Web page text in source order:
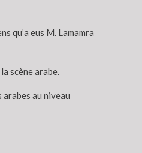
qu’a eus M. Lamamra
scène arabe.
au niveau